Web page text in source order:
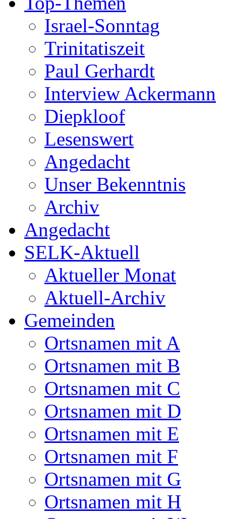
Israel-Sonntag
Trinitatiszeit
Paul Gerhardt
Interview Ackermann
Diepkloof
Lesenswert
Angedacht
Unser Bekenntnis
Archiv
Angedacht
SELK-Aktuell
Aktueller Monat
Aktuell-Archiv
Gemeinden
Ortsnamen mit A
Ortsnamen mit B
Ortsnamen mit C
Ortsnamen mit D
Ortsnamen mit E
Ortsnamen mit F
Ortsnamen mit G
Ortsnamen mit H